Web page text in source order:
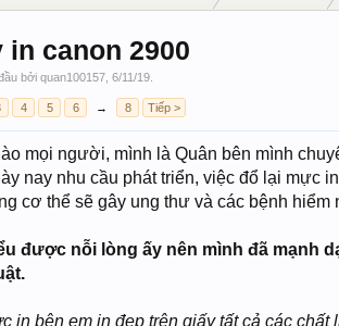
canon 2900
bởi quan100157 6/11/19
4 5 6 → 8 Tiếp >
mọi người, mình là Quân bên mình
nay nhu cầu phát triển, việc đổ lại mực
cơ thể sẽ gây ung thư và các bệnh hiểm
được nỗi lòng ấy nên mình đã mạnh
in bên em in đẹp trên giấy tất cả các